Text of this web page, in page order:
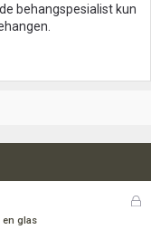
behangspesialist kun
G
en glas